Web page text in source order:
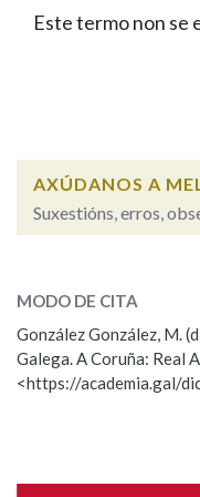
Facebook
TwitterYoutubeInstagram
BUSCAR NOS
Remata por
BUSCAR NO
Nas definicións
Este termo non se
AXÚDANOS A
Suxestións, erros,
Observación
Nome
MODO DE CITA
González González, M.
Galega. A Coruña: Real
<https://academia.gal/